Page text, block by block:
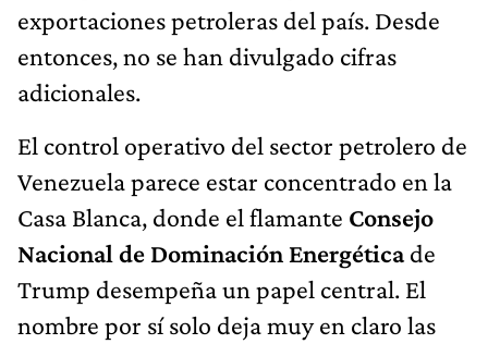
exportaciones petroleras del país. Desde
entonces, no se han divulgado cifras
adicionales.
El control operativo del sector petrolero de
Venezuela parece estar concentrado en la
Casa Blanca, donde el flamante Consejo
Nacional de Dominación Energéticade
Trump desempeña un papel central. El
nombre por sí solo deja muy en claro las